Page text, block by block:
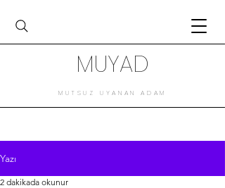
MUYAD
MUTSUZ UYANAN ADAM
Yazı
2 dakikada okunur